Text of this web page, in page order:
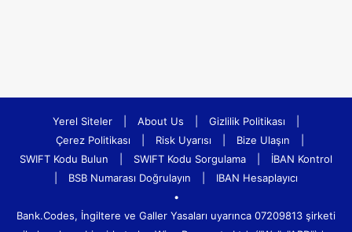
Yerel Siteler About Us Gizlilik Politikası
Çerez Politikası
Risk Uyarısı Bize Ulaşın
SWIFT Kodu Bulun
SWIFT Kodu Sorgulama
İBAN Kontrol
BSB Numarası Doğrulayın
IBAN Hesaplayıcı
•
Bank.Codes, İngiltere ve Galler Yasaları uyarınca 07209813 şirketi